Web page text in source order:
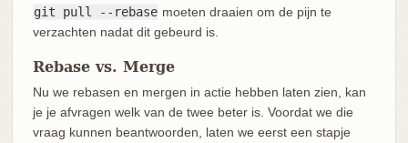
git pull --rebase moeten draaien om de pijn te
verzachten nadat dit gebeurd is.
Rebase vs. Merge
Nu we rebasen en mergen in actie hebben laten zien, kan
je je afvragen welk van de twee beter is. Voordat we die
vraag kunnen beantwoorden, laten we eerst een stapje